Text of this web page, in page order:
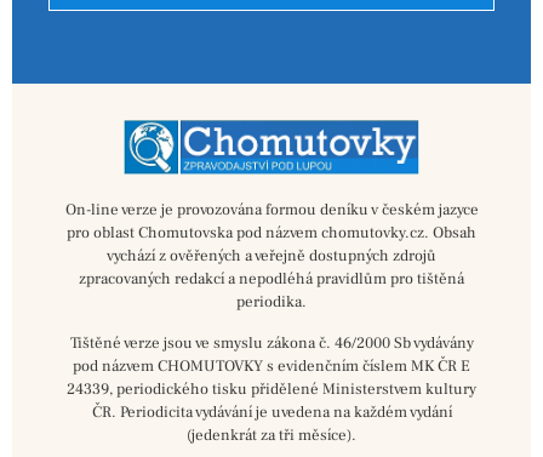
On-line verze je provozována formou deníku v českém jazyce
pro oblast Chomutovska pod názvem chomutovky.cz. Obsah
vychází z ověřených a veřejně dostupných zdrojů
zpracovaných redakcí a nepodléhá pravidlům pro tištěná
periodika.
Tištěné verze jsou ve smyslu zákona č. 46/2000 Sb vydávány
pod názvem CHOMUTOVKY s evidenčním číslem MK ČR E
24339, periodického tisku přidělené Ministerstvem kultury
ČR. Periodicita vydávání je uvedena na každém vydání
(jedenkrát za tři měsíce).